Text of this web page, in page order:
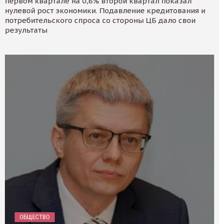
нулевой рост экономики. Подавление кредитования и
потребительского спроса со стороны ЦБ дало свои
результаты
ОБЩЕСТВО